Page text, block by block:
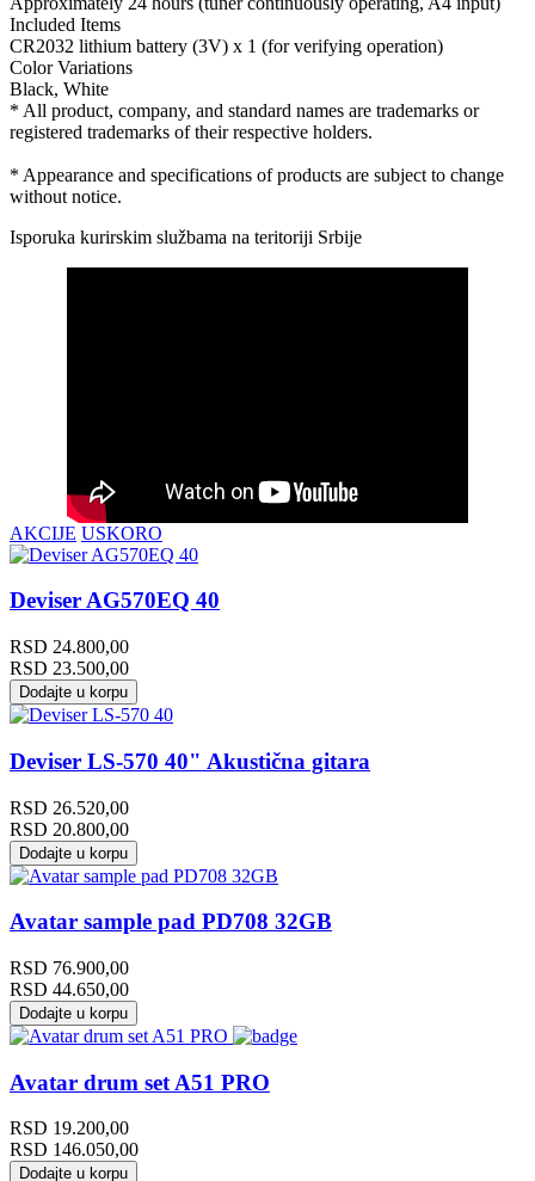
Included Items
CR2032 lithium battery (3V) x 1 (for verifying operation)
Color Variations
Black, White
* All product, company, and standard names are trademarks or
registered trademarks of their respective holders.
* Appearance and specifications of products are subject to change
without notice.
Isporuka kurirskim službama na teritoriji Srbije
AKCIJE USKORO
Deviser AG570EQ 40
RSD 24.800,00
RSD 23.500,00
Dodajte u korpu
Deviser LS-570 40" Akustična gitara
RSD 26.520,00
RSD 20.800,00
Dodajte u korpu
Avatar sample pad PD708 32GB
RSD 76.900,00
RSD 44.650,00
Dodajte u korpu
Avatar drum set A51 PRO
RSD 19.200,00
RSD 146.050,00
Dodajte u korpu